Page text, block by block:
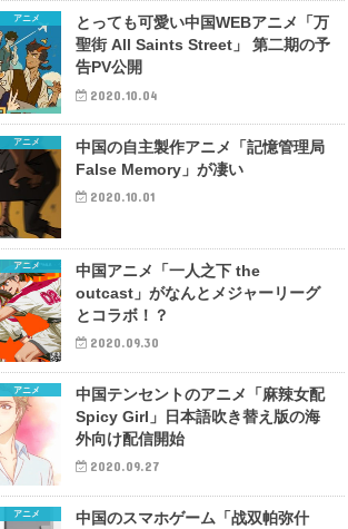
アニメ
とっても可愛い中国WEBアニメ「万
聖街 All Saints Street」 第二期の予
告PV公開
2020.10.04
アニメ
中国の自主製作アニメ「記憶管理局
False Memory」が凄い
2020.10.01
アニメ
中国アニメ「一人之下 the
outcast」がなんとメジャーリーグ
とコラボ！？
2020.09.30
アニメ
中国テンセントのアニメ「麻辣女配
Spicy Girl」日本語吹き替え版の海
外向け配信開始
2020.09.27
アニメ
中国のスマホゲーム「战双帕弥什